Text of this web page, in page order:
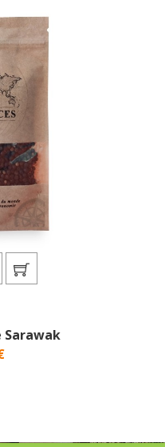
Sarawak